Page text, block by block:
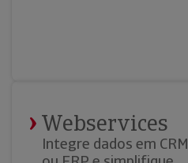
Webservices
Integre dados em CRM